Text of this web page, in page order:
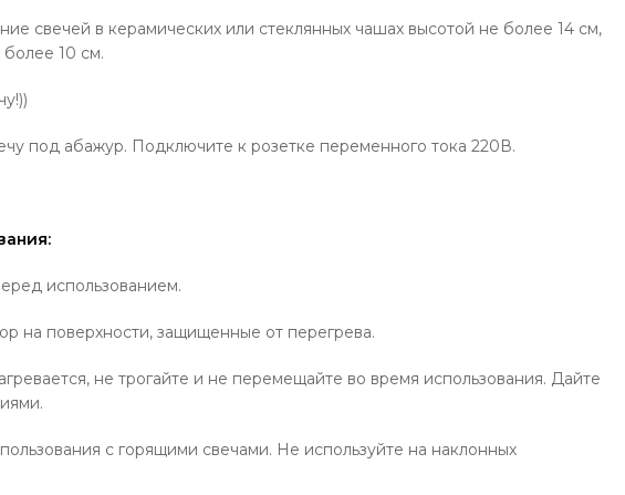
свечей в керамических или стеклянных чашах высотой не более 14 см,
10 см.
под абажур. Подключите к розетке переменного тока 220В.
использованием.
на поверхности, защищенные от перегрева.
не трогайте и не перемещайте во время использования. Дайте
с горящими свечами. Не используйте на наклонных